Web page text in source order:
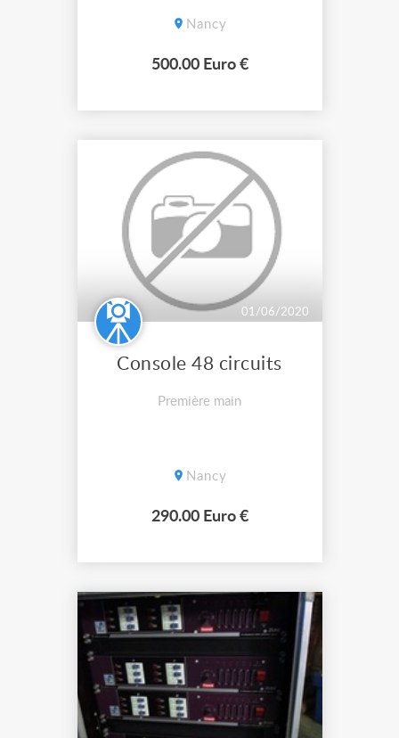
Nancy
500.00 Euro €
01/06/2020
Console 48 circuits
Première main
Nancy
290.00 Euro €